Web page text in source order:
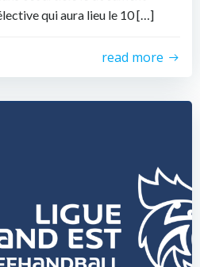
qui aura lieu le 10 […]
read more